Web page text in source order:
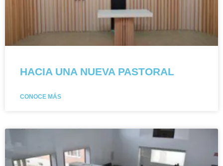
HACIA UNA NUEVA PASTORAL
CONOCE MÁS